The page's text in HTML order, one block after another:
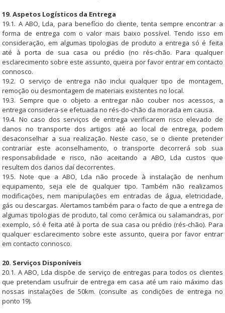
19. Aspetos Logísticos da Entrega
19.1. A ABO, Lda, para benefício do cliente, tenta sempre encontrar a
forma de entrega com o valor mais baixo possível. Tendo isso em
consideração, em algumas tipologias de produto a entrega só é feita
até à porta de sua casa ou prédio (no rés-chão. Para qualquer
esclarecimento sobre este assunto, queira por favor entrar em contacto
connosco.
19.2. O serviço de entrega não inclui qualquer tipo de montagem,
remoção ou desmontagem de materiais existentes no local.
19.3. Sempre que o objeto a entregar não couber nos acessos, a
entrega considera-se efetuada no rés-do-chão da morada em causa.
19.4. No caso dos serviços de entrega verificarem risco elevado de
danos no transporte dos artigos até ao local de entrega, podem
desaconselhar a sua realização. Neste caso, se o cliente pretender
contrariar este aconselhamento, o transporte decorrerá sob sua
responsabilidade e risco, não aceitando a ABO, Lda custos que
resultem dos danos daí decorrentes.
19.5. Note que a ABO, Lda não procede à instalação de nenhum
equipamento, seja ele de qualquer tipo. Também não realizamos
modificações, nem manipulações em entradas de água, eletricidade,
gás ou descargas. Alertamos também para o facto de que a entrega de
algumas tipologias de produto, tal como cerâmica ou salamandras, por
exemplo, só é feita até à porta de sua casa ou prédio (rés-chão). Para
qualquer esclarecimento sobre este assunto, queira por favor entrar
em contacto connosco.
20. Serviços Disponíveis
20.1. A ABO, Lda dispõe de serviço de entregas para todos os clientes
que pretendam usufruir de entrega em casa até um raio máximo das
nossas instalações de 50km. (consulte as condições de entrega no
ponto 19).